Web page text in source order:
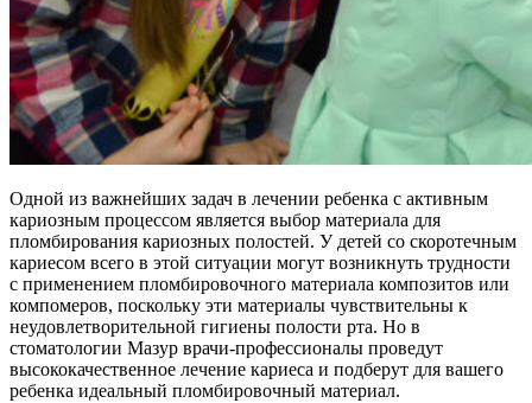
Одной из важнейших задач в лечении ребенка с активным
кариозным процессом является выбор материала для
пломбирования кариозных полостей. У детей со скоротечным
кариесом всего в этой ситуации могут возникнуть трудности
с применением пломбировочного материала композитов или
компомеров, поскольку эти материалы чувствительны к
неудовлетворительной гигиены полости рта. Но в
стоматологии Мазур врачи-профессионалы проведут
высококачественное лечение кариеса и подберут для вашего
ребенка идеальный пломбировочный материал.